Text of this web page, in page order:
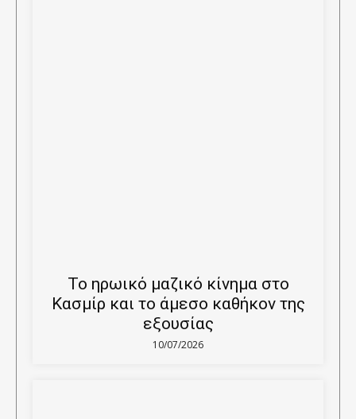
Το ηρωικό μαζικό κίνημα στο
Κασμίρ και το άμεσο καθήκον της
εξουσίας
10/07/2026